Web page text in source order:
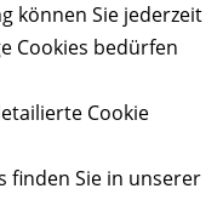
können Sie jederzeit
Cookies bedürfen
Cookie
finden Sie in unserer
63 90